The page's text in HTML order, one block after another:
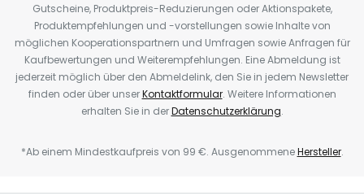
Gutscheine, Produktpreis-Reduzierungen oder Aktionspakete,
Produktempfehlungen und -vorstellungen sowie Inhalte von
möglichen Kooperationspartnern und Umfragen sowie Anfragen für
Kaufbewertungen und Weiterempfehlungen. Eine Abmeldung ist
jederzeit möglich über den Abmeldelink, den Sie in jedem Newsletter
finden oder über unserKontaktformular. Weitere Informationen
erhalten Sie in derDatenschutzerklärung.
*Ab einem Mindestkaufpreis von 99 €. AusgenommeneHersteller.